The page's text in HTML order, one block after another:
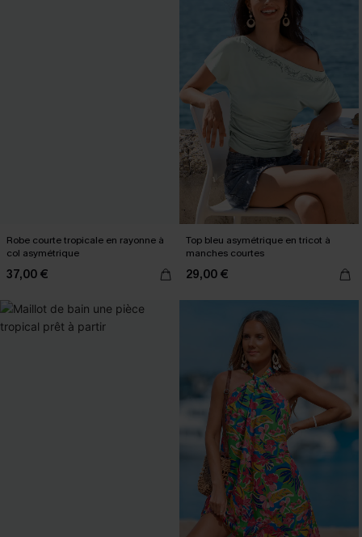
Robe courte tropicale en rayonne à
col asymétrique
37,00 €
Top bleu asymétrique en tricot à
manches courtes
29,00 €